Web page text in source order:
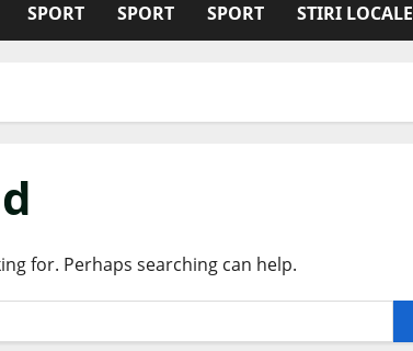
SPORT SPORT SPORT STIRI LOCALE
for. Perhaps searching can help.